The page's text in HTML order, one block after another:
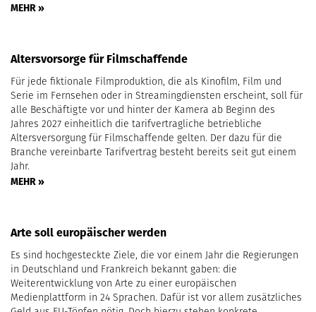
MEHR »
Altersvorsorge für Filmschaffende
Für jede fiktionale Filmproduktion, die als Kinofilm, Film und
Serie im Fernsehen oder in Streamingdiensten erscheint, soll für
alle Beschäftigte vor und hinter der Kamera ab Beginn des
Jahres 2027 einheitlich die tarifvertragliche betriebliche
Altersversorgung für Filmschaffende gelten. Der dazu für die
Branche vereinbarte Tarifvertrag besteht bereits seit gut einem
Jahr.
MEHR »
Arte soll europäischer werden
Es sind hochgesteckte Ziele, die vor einem Jahr die Regierungen
in Deutschland und Frankreich bekannt gaben: die
Weiterentwicklung von Arte zu einer europäischen
Medienplattform in 24 Sprachen. Dafür ist vor allem zusätzliches